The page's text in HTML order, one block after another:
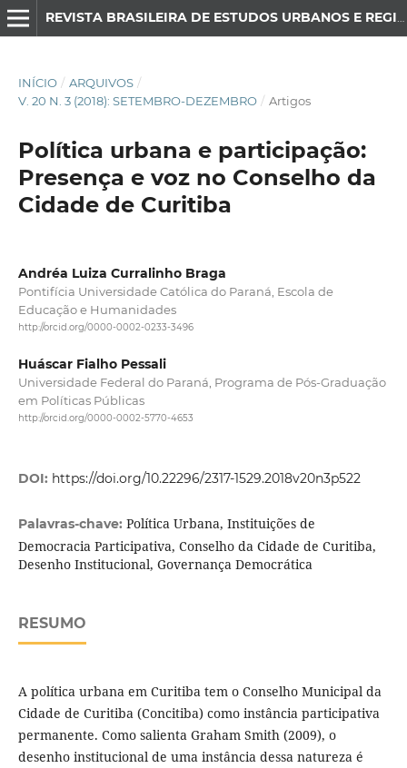
INÍCIO / ARQUIVOS /
V. 20 N. 3 (2018): SETEMBRO-DEZEMBRO / Artigos
Política urbana e participação:
Presença e voz no Conselho da
Cidade de Curitiba
Andréa Luiza Curralinho Braga
Pontifícia Universidade Católica do Paraná, Escola de
Educação e Humanidades
http://orcid.org/0000-0002-0233-3496
Huáscar Fialho Pessali
Universidade Federal do Paraná, Programa de Pós-Graduação
em Políticas Públicas
http://orcid.org/0000-0002-5770-4653
DOI: https://doi.org/10.22296/2317-1529.2018v20n3p522
Palavras-chave: Política Urbana, Instituições de
Democracia Participativa, Conselho da Cidade de Curitiba,
Desenho Institucional, Governança Democrática
RESUMO
A política urbana em Curitiba tem o Conselho Municipal da
Cidade de Curitiba (Concitiba) como instância participativa
permanente. Como salienta Graham Smith (2009), o
desenho institucional de uma instância dessa natureza é